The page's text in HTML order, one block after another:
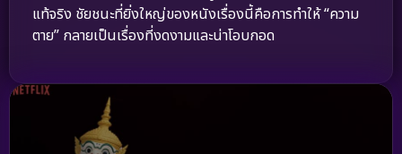
แท้จริง ชัยชนะที่ยิ่งใหญ่ของหนังเรื่องนี้คือการทำให้ “ความ
ตาย” กลายเป็นเรื่องที่งดงามและน่าโอบกอด